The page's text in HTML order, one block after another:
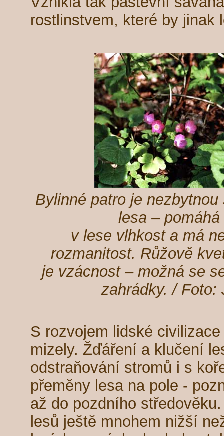
rostlinstvem, které by jinak
Bylinné patro je
lesa –
v lese vlhkost a má
rozmanitost. Růžově
je vzácnost – možná se
zahrádky. / Foto:
S rozvojem lidské
mizely. Žďáření a klučení
odstraňování stromů i s
přeměny lesa na pole -
až do pozdního
lesů ještě mnohem nižší